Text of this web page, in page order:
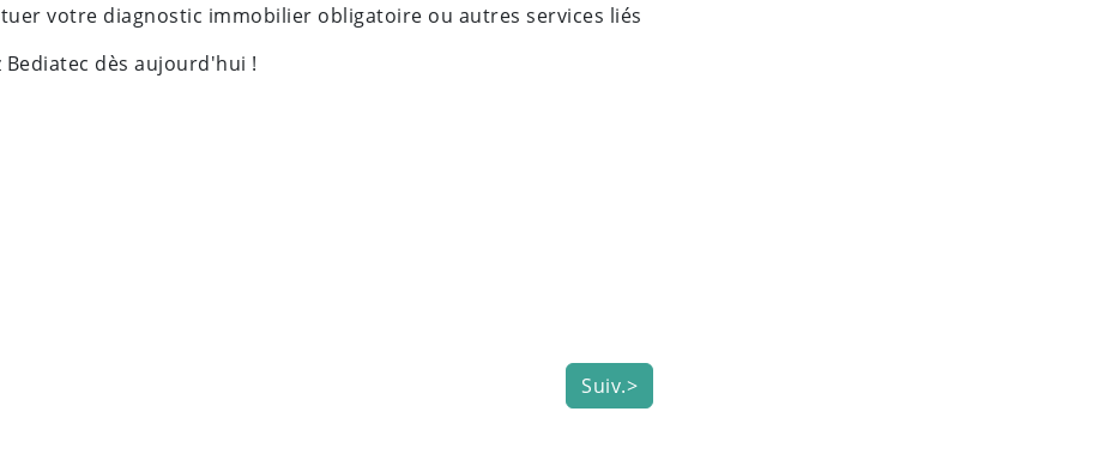
votre diagnostic immobilier obligatoire ou autres services liés
dès aujourd'hui !
Suiv.>